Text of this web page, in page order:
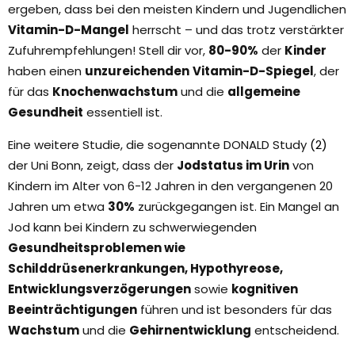
ergeben, dass bei den meisten Kindern und Jugendlichen
Vitamin-D-Mangel herrscht – und das trotz verstärkter
Zufuhrempfehlungen! Stell dir vor, 80-90% der Kinder
haben einen unzureichendenVitamin-D-Spiegel, der
für das Knochenwachstumund die allgemeine
Gesundheit essentiell ist.
Eine weitere Studie, die sogenannte DONALD Study (2)
der Uni Bonn, zeigt, dass der Jodstatus im Urinvon
Kindern im Alter von 6-12 Jahren in den vergangenen 20
Jahren um etwa 30% zurückgegangen ist. Ein Mangel an
Jod kann bei Kindern zu schwerwiegenden
Gesundheitsproblemen wie
Schilddrüsenerkrankungen, Hypothyreose,
Entwicklungsverzögerungensowie kognitiven
Beeinträchtigungen führen und ist besonders für das
Wachstumund die Gehirnentwicklung entscheidend.